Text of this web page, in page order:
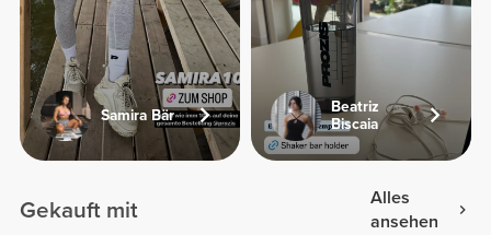
Samira Bär
Beatriz
Biscaia
Gekauft mit
Alles
ansehen